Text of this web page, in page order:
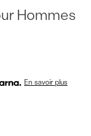
Hommes
En savoir plus